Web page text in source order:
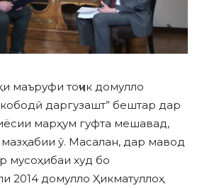
маъруфи тоҷик домулло
даргузашт” бештар дар
марҳум гуфта мешавад,
ӯ. Масалан, дар мавод
мусоҳибаи худ бо
2014 домулло Ҳикматуллоҳ